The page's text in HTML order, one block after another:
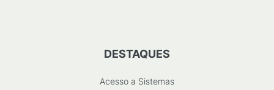
DESTAQUES
Acesso a Sistemas